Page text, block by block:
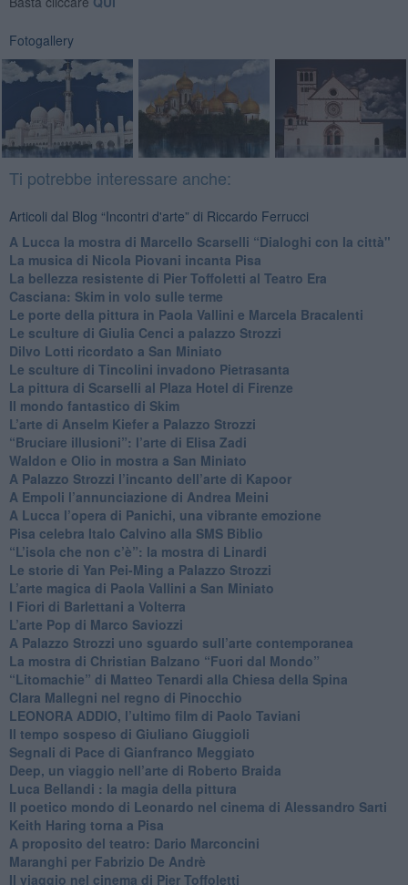
Fotogallery
Ti potrebbe interessare anche:
Articoli dal Blog “Incontri d'arte” di Riccardo Ferrucci
A Lucca la mostra di Marcello Scarselli “Dialoghi con la città"
​La musica di Nicola Piovani incanta Pisa
​La bellezza resistente di Pier Toffoletti al Teatro Era
​Casciana: Skim in volo sulle terme
​Le porte della pittura in Paola Vallini e Marcela Bracalenti
​Le sculture di Giulia Cenci a palazzo Strozzi
​Dilvo Lotti ricordato a San Miniato
​Le sculture di Tincolini invadono Pietrasanta
La pittura di Scarselli al Plaza Hotel di Firenze
​Il mondo fantastico di Skim
​L’arte di Anselm Kiefer a Palazzo Strozzi
​“Bruciare illusioni”: l’arte di Elisa Zadi
​Waldon e Olio in mostra a San Miniato
​A Palazzo Strozzi l’incanto dell’arte di Kapoor
​A Empoli l’annunciazione di Andrea Meini
A Lucca l’opera di Panichi, una vibrante emozione
Pisa celebra Italo Calvino alla SMS Biblio
“L’isola che non c’è”: la mostra di Linardi
​Le storie di Yan Pei-Ming a Palazzo Strozzi
​L’arte magica di Paola Vallini a San Miniato
​I Fiori di Barlettani a Volterra
​L’arte Pop di Marco Saviozzi
​A Palazzo Strozzi uno sguardo sull’arte contemporanea
La mostra di Christian Balzano “Fuori dal Mondo”
​“Litomachie” di Matteo Tenardi alla Chiesa della Spina
​Clara Mallegni nel regno di Pinocchio
​LEONORA ADDIO, l’ultimo film di Paolo Taviani
Il tempo sospeso di Giuliano Giuggioli
Segnali di Pace di Gianfranco Meggiato
​Deep, un viaggio nell’arte di Roberto Braida
​Luca Bellandi : la magia della pittura
​Il poetico mondo di Leonardo nel cinema di Alessandro Sarti
​Keith Haring torna a Pisa
​A proposito del teatro: Dario Marconcini
Maranghi per Fabrizio De Andrè
​Il viaggio nel cinema di Pier Toffoletti